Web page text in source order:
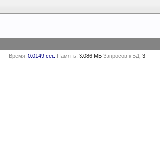
Время: 0.0149 сек. Память: 3.086 МБ Запросов к БД: 3